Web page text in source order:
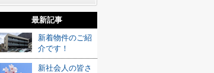
最新記事
新着物件のご紹
介です！
新社会人の皆さ